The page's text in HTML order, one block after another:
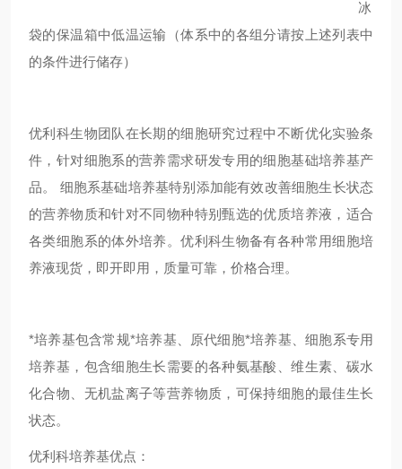
冰
袋的保温箱中低温运输（体系中的各组分请按上述列表中
的条件进行储存）
优利科生物团队在长期的细胞研究过程中不断优化实验条
件，针对细胞系的营养需求研发专用的细胞基础培养基产
品。 细胞系基础培养基特别添加能有效改善细胞生长状态
的营养物质和针对不同物种特别甄选的优质培养液，适合
各类细胞系的体外培养。优利科生物备有各种常用细胞培
养液现货，即开即用，质量可靠，价格合理。
*培养基包含常规*培养基、原代细胞*培养基、细胞系专用
培养基，包含细胞生长需要的各种氨基酸、维生素、碳水
化合物、无机盐离子等营养物质，可保持细胞的最佳生长
状态。
优利科培养基优点：